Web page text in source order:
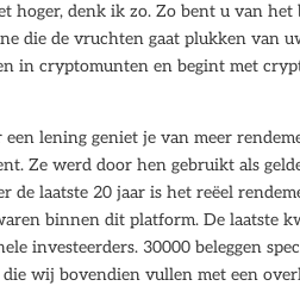
hoger, denk ik zo. Zo bent u van
die de vruchten gaat plukken van
in cryptomunten en begint met
lening geniet je van meer
Ze werd door hen gebruikt als
de laatste 20 jaar is het reëel
binnen dit platform. De laatste
investeerders. 30000 beleggen
wij bovendien vullen met een